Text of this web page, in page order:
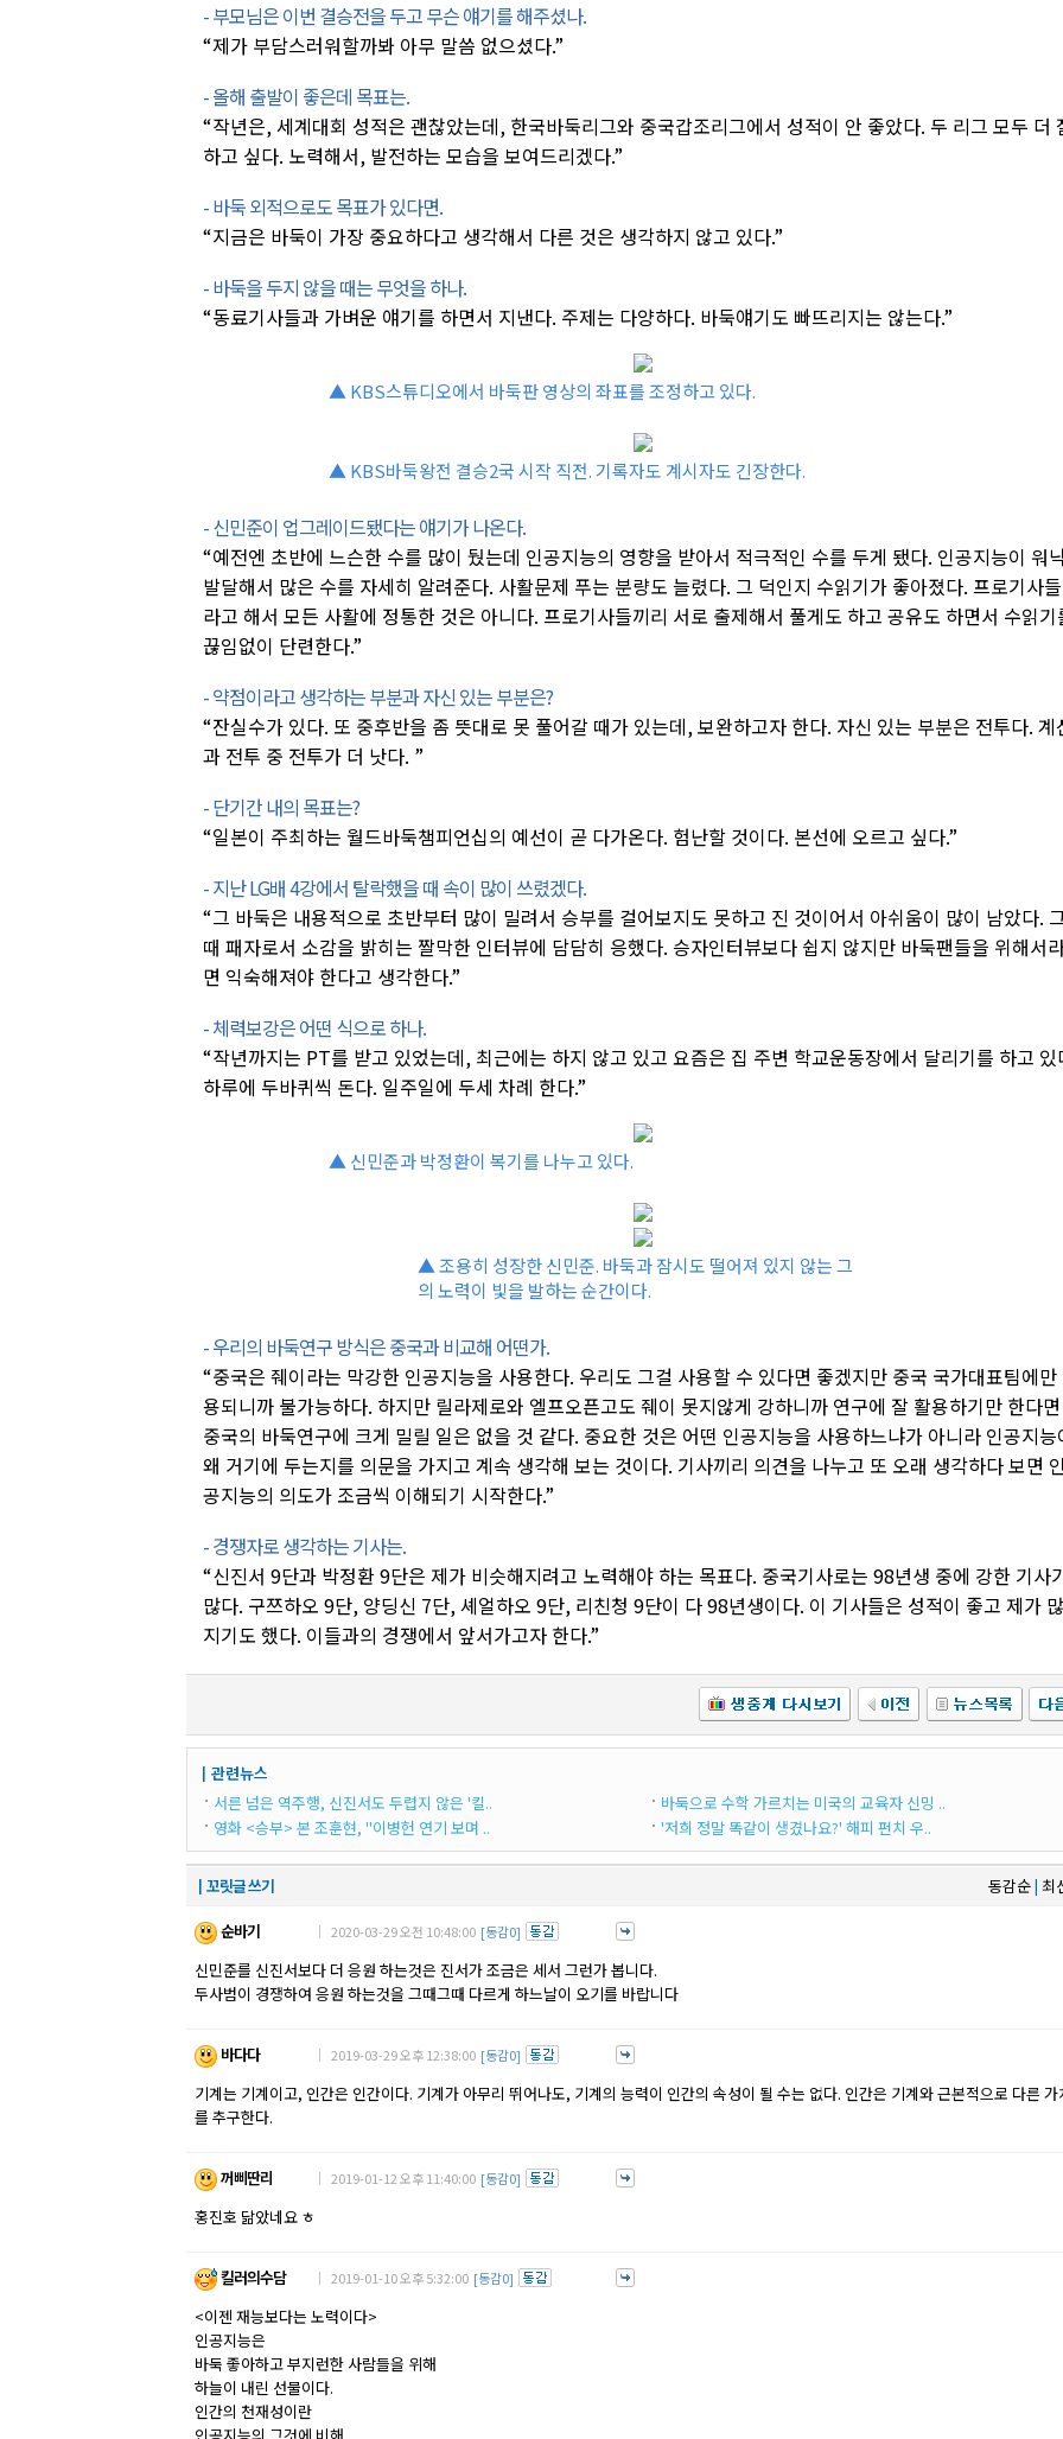
- 부모님은 이번 결승전을 두고 무슨 얘기를 해주셨나.
“제가 부담스러워할까봐 아무 말씀 없으셨다.”
- 올해 출발이 좋은데 목표는.
“작년은, 세계대회 성적은 괜찮았는데, 한국바둑리그와 중국갑조리그에서 성적이 안 좋았다. 두 리그 모두 더
하고 싶다. 노력해서, 발전하는 모습을 보여드리겠다.”
- 바둑 외적으로도 목표가 있다면.
“지금은 바둑이 가장 중요하다고 생각해서 다른 것은 생각하지 않고 있다.”
- 바둑을 두지 않을 때는 무엇을 하나.
“동료기사들과 가벼운 얘기를 하면서 지낸다. 주제는 다양하다. 바둑얘기도 빠뜨리지는 않는다.”
▲ KBS스튜디오에서 바둑판 영상의 좌표를 조정하고 있다.
▲ KBS바둑왕전 결승2국 시작 직전. 기록자도 계시자도 긴장한다.
- 신민준이 업그레이드됐다는 얘기가 나온다.
“예전엔 초반에 느슨한 수를 많이 뒀는데 인공지능의 영향을 받아서 적극적인 수를 두게 됐다. 인공지능이 워
발달해서 많은 수를 자세히 알려준다. 사활문제 푸는 분량도 늘렸다. 그 덕인지 수읽기가 좋아졌다. 프로기사
라고 해서 모든 사활에 정통한 것은 아니다. 프로기사들끼리 서로 출제해서 풀게도 하고 공유도 하면서 수읽기
끊임없이 단련한다.”
- 약점이라고 생각하는 부분과 자신 있는 부분은?
“잔실수가 있다. 또 중후반을 좀 뜻대로 못 풀어갈 때가 있는데, 보완하고자 한다. 자신 있는 부분은 전투다. 계
과 전투 중 전투가 더 낫다. ”
- 단기간 내의 목표는?
“일본이 주최하는 월드바둑챔피언십의 예선이 곧 다가온다. 험난할 것이다. 본선에 오르고 싶다.”
- 지난 LG배 4강에서 탈락했을 때 속이 많이 쓰렸겠다.
“그 바둑은 내용적으로 초반부터 많이 밀려서 승부를 걸어보지도 못하고 진 것이어서 아쉬움이 많이 남았다.
때 패자로서 소감을 밝히는 짤막한 인터뷰에 담담히 응했다. 승자인터뷰보다 쉽지 않지만 바둑팬들을 위해서
면 익숙해져야 한다고 생각한다.”
- 체력보강은 어떤 식으로 하나.
“작년까지는 PT를 받고 있었는데, 최근에는 하지 않고 있고 요즘은 집 주변 학교운동장에서 달리기를 하고 있
하루에 두바퀴씩 돈다. 일주일에 두세 차례 한다.”
▲ 신민준과 박정환이 복기를 나누고 있다.
▲ 조용히 성장한 신민준. 바둑과 잠시도 떨어져 있지 않는 그
의 노력이 빛을 발하는 순간이다.
- 우리의 바둑연구 방식은 중국과 비교해 어떤가.
“중국은 줴이라는 막강한 인공지능을 사용한다. 우리도 그걸 사용할 수 있다면 좋겠지만 중국 국가대표팀에만
용되니까 불가능하다. 하지만 릴라제로와 엘프오픈고도 줴이 못지않게 강하니까 연구에 잘 활용하기만 한다면
중국의 바둑연구에 크게 밀릴 일은 없을 것 같다. 중요한 것은 어떤 인공지능을 사용하느냐가 아니라 인공지능
왜 거기에 두는지를 의문을 가지고 계속 생각해 보는 것이다. 기사끼리 의견을 나누고 또 오래 생각하다 보면
공지능의 의도가 조금씩 이해되기 시작한다.”
- 경쟁자로 생각하는 기사는.
“신진서 9단과 박정환 9단은 제가 비슷해지려고 노력해야 하는 목표다. 중국기사로는 98년생 중에 강한 기사
많다. 구쯔하오 9단, 양딩신 7단, 셰얼하오 9단, 리친청 9단이 다 98년생이다. 이 기사들은 성적이 좋고 제가
지기도 했다. 이들과의 경쟁에서 앞서가고자 한다.”
┃관련뉴스
서른 넘은 역주행, 신진서도 두렵지 않은 '킬..
영화 <승부> 본 조훈현, "이병헌 연기 보며 ..
바둑으로 수학 가르치는 미국의 교육자 신밍 ..
'저희 정말 똑같이 생겼나요?' 해피 펀치 우..
┃꼬릿글 쓰기 동감순| 최
순바기
｜ 2020-03-29 오전 10:48:00 [동감0]
신민준를 신진서보다 더 응원 하는것은 진서가 조금은 세서 그런가 봅니다.
두사범이 경쟁하여 응원 하는것을 그때그때 다르게 하느날이 오기를 바랍니다
바다다 ｜ 2019-03-29 오후 12:38:00 [동감0]
기계는 기계이고, 인간은 인간이다. 기계가 아무리 뛰어나도, 기계의 능력이 인간의 속성이 될 수는 없다. 인간은 기계와 근본적으로 다른 가
를 추구한다.
꺼삐딴리 ｜ 2019-01-12 오후 11:40:00 [동감0]
홍진호 닮았네요 ㅎ
킬러의수담 ｜ 2019-01-10 오후 5:32:00 [동감0]
<이젠 재능보다는 노력이다>
인공지능은
바둑 좋아하고 부지런한 사람들을 위해
하늘이 내린 선물이다.
인간의 천재성이란